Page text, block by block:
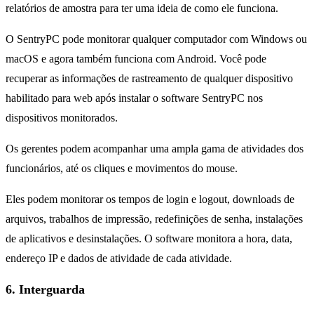
relatórios de amostra para ter uma ideia de como ele funciona.
O SentryPC pode monitorar qualquer computador com Windows ou
macOS e agora também funciona com Android. Você pode
recuperar as informações de rastreamento de qualquer dispositivo
habilitado para web após instalar o software SentryPC nos
dispositivos monitorados.
Os gerentes podem acompanhar uma ampla gama de atividades dos
funcionários, até os cliques e movimentos do mouse.
Eles podem monitorar os tempos de login e logout, downloads de
arquivos, trabalhos de impressão, redefinições de senha, instalações
de aplicativos e desinstalações. O software monitora a hora, data,
endereço IP e dados de atividade de cada atividade.
6. Interguarda